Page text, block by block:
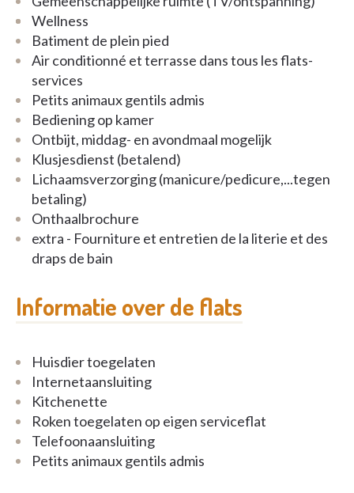
Wellness
Batiment de plein pied
Air conditionné et terrasse dans tous les flats-
services
Petits animaux gentils admis
Bediening op kamer
Ontbijt, middag- en avondmaal mogelijk
Klusjesdienst (betalend)
Lichaamsverzorging (manicure/pedicure,...tegen
betaling)
Onthaalbrochure
extra - Fourniture et entretien de la literie et des
draps de bain
Informatie over de flats
Huisdier toegelaten
Internetaansluiting
Kitchenette
Roken toegelaten op eigen serviceflat
Telefoonaansluiting
Petits animaux gentils admis